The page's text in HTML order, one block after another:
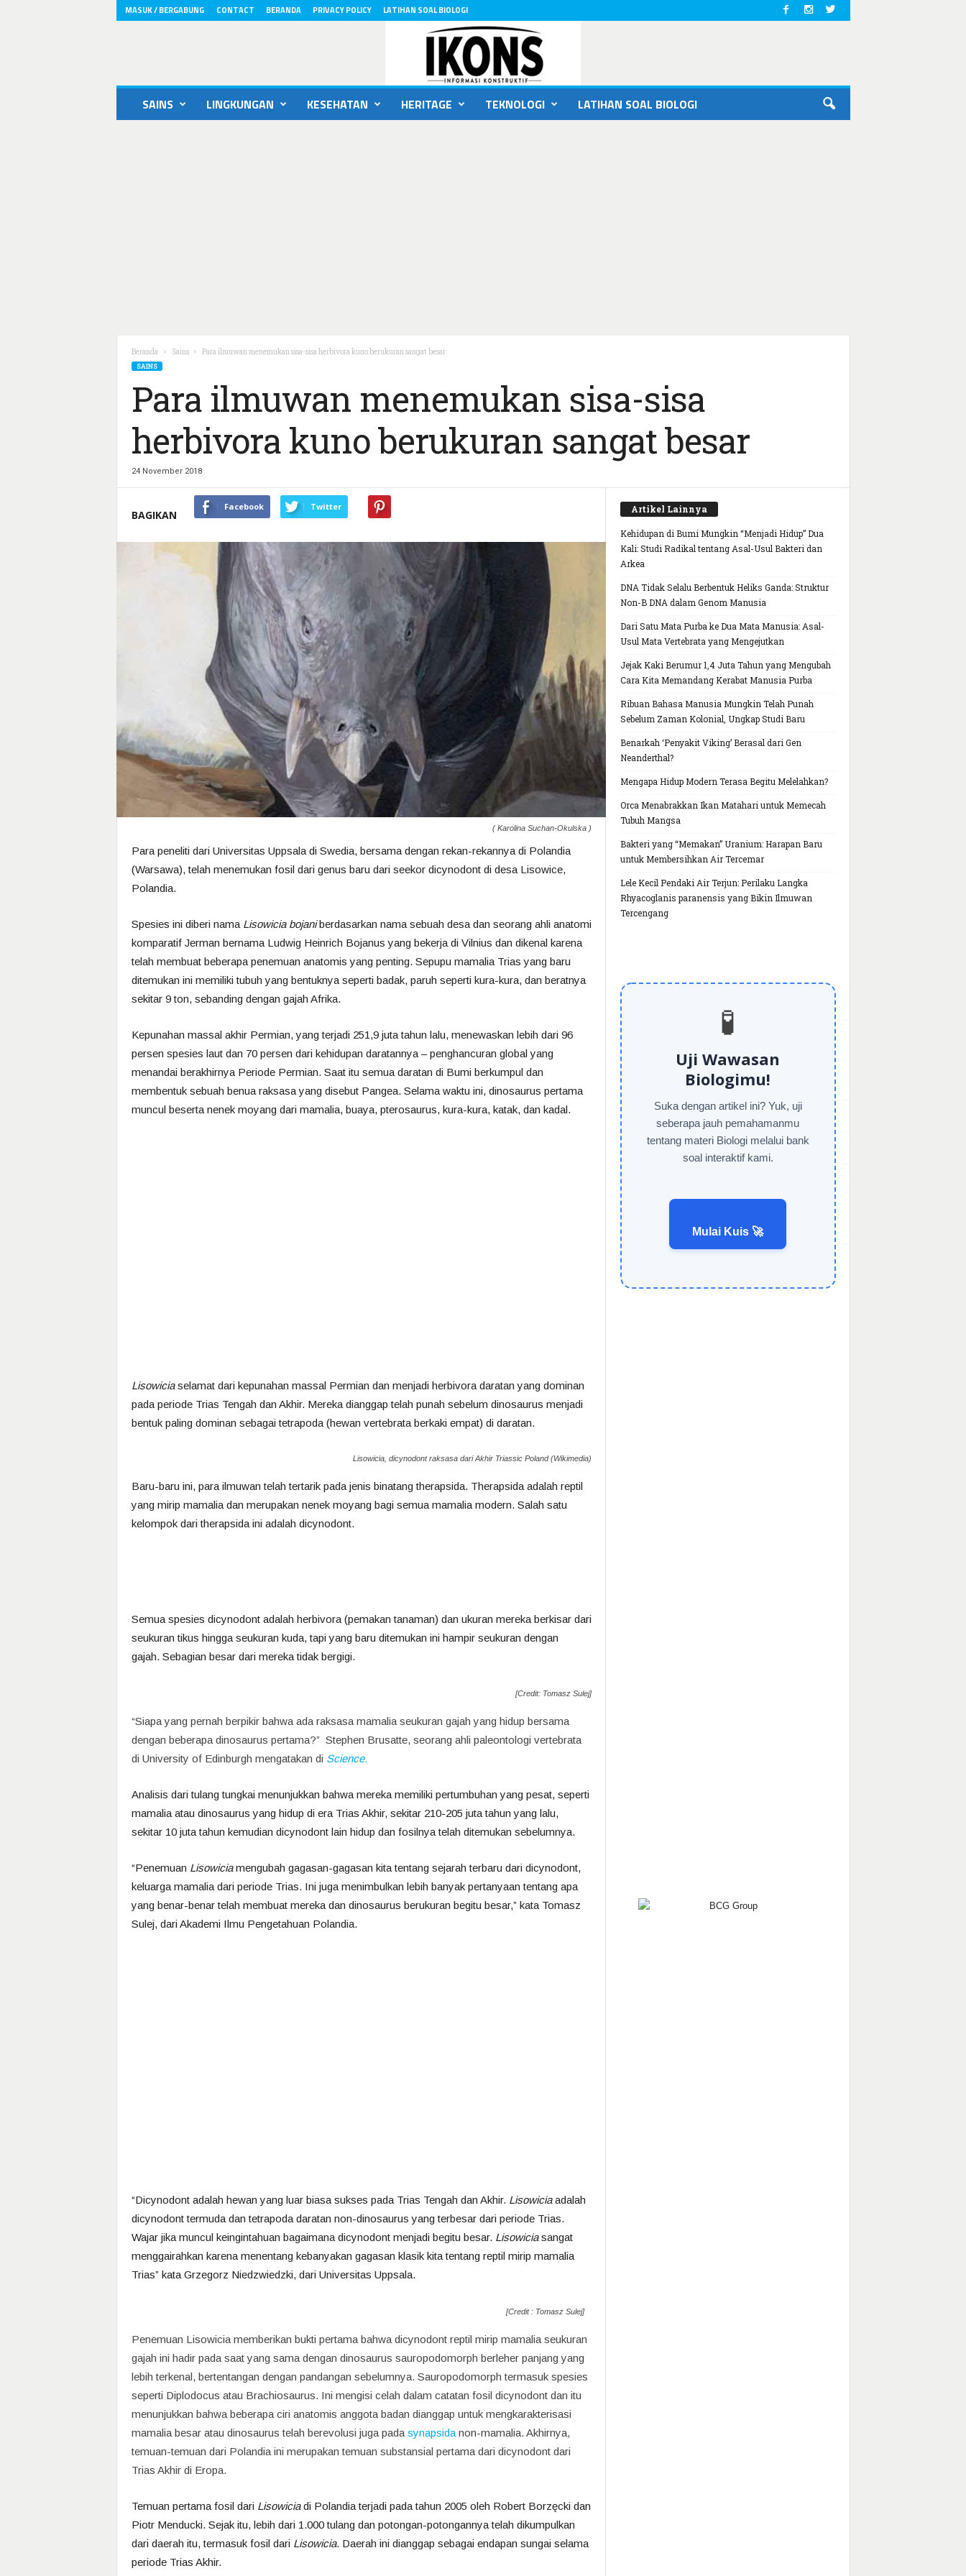
MASUK / BERGABUNG CONTACT BERANDA PRIVACY POLICY LATIHAN SOAL BIOLOGI
SAINS LINGKUNGAN KESEHATAN HERITAGE TEKNOLOGI LATIHAN SOAL BIOLOGI
Beranda Sains Para ilmuwan menemukan sisa-sisa herbivora kuno berukuran sangat besar
SAINS
Para ilmuwan menemukan sisa-sisa
herbivora kuno berukuran sangat besar
24 November 2018
BAGIKAN
Facebook Twitter
( Karolina Suchan-Okulska )
Para peneliti dari Universitas Uppsala di Swedia, bersama dengan rekan-rekannya di Polandia
(Warsawa), telah menemukan fosil dari genus baru dari seekor dicynodont di desa Lisowice,
Polandia.
Spesies ini diberi nama Lisowicia bojaniberdasarkan nama sebuah desa dan seorang ahli anatomi
komparatif Jerman bernama Ludwig Heinrich Bojanus yang bekerja di Vilnius dan dikenal karena
telah membuat beberapa penemuan anatomis yang penting. Sepupu mamalia Trias yang baru
ditemukan ini memiliki tubuh yang bentuknya seperti badak, paruh seperti kura-kura, dan beratnya
sekitar 9 ton, sebanding dengan gajah Afrika.
Kepunahan massal akhir Permian, yang terjadi 251,9 juta tahun lalu, menewaskan lebih dari 96
persen spesies laut dan 70 persen dari kehidupan daratannya – penghancuran global yang
menandai berakhirnya Periode Permian. Saat itu semua daratan di Bumi berkumpul dan
membentuk sebuah benua raksasa yang disebut Pangea. Selama waktu ini, dinosaurus pertama
muncul beserta nenek moyang dari mamalia, buaya, pterosaurus, kura-kura, katak, dan kadal.
Lisowiciaselamat dari kepunahan massal Permian dan menjadi herbivora daratan yang dominan
pada periode Trias Tengah dan Akhir. Mereka dianggap telah punah sebelum dinosaurus menjadi
bentuk paling dominan sebagai tetrapoda (hewan vertebrata berkaki empat) di daratan.
Lisowicia, dicynodont raksasa dari Akhir Triassic Poland (Wikimedia)
Baru-baru ini, para ilmuwan telah tertarik pada jenis binatang therapsida. Therapsida adalah reptil
yang mirip mamalia dan merupakan nenek moyang bagi semua mamalia modern. Salah satu
kelompok dari therapsida ini adalah dicynodont.
Semua spesies dicynodont adalah herbivora (pemakan tanaman) dan ukuran mereka berkisar dari
seukuran tikus hingga seukuran kuda, tapi yang baru ditemukan ini hampir seukuran dengan
gajah. Sebagian besar dari mereka tidak bergigi.
[Credit: Tomasz Sulej]
“Siapa yang pernah berpikir bahwa ada raksasa mamalia seukuran gajah yang hidup bersama
dengan beberapa dinosaurus pertama?” Stephen Brusatte, seorang ahli paleontologi vertebrata
di University of Edinburgh mengatakan di Science.
Analisis dari tulang tungkai menunjukkan bahwa mereka memiliki pertumbuhan yang pesat, seperti
mamalia atau dinosaurus yang hidup di era Trias Akhir, sekitar 210-205 juta tahun yang lalu,
sekitar 10 juta tahun kemudian dicynodont lain hidup dan fosilnya telah ditemukan sebelumnya.
“Penemuan Lisowiciamengubah gagasan-gagasan kita tentang sejarah terbaru dari dicynodont,
keluarga mamalia dari periode Trias. Ini juga menimbulkan lebih banyak pertanyaan tentang apa
yang benar-benar telah membuat mereka dan dinosaurus berukuran begitu besar,” kata Tomasz
Sulej, dari Akademi Ilmu Pengetahuan Polandia.
“Dicynodont adalah hewan yang luar biasa sukses pada Trias Tengah dan Akhir. Lisowiciaadalah
dicynodont termuda dan tetrapoda daratan non-dinosaurus yang terbesar dari periode Trias.
Wajar jika muncul keingintahuan bagaimana dicynodont menjadi begitu besar. Lisowiciasangat
menggairahkan karena menentang kebanyakan gagasan klasik kita tentang reptil mirip mamalia
Trias” kata Grzegorz Niedzwiedzki, dari Universitas Uppsala.
[Credit : Tomasz Sulej]
Penemuan Lisowicia memberikan bukti pertama bahwa dicynodont reptil mirip mamalia seukuran
gajah ini hadir pada saat yang sama dengan dinosaurus sauropodomorph berleher panjang yang
lebih terkenal, bertentangan dengan pandangan sebelumnya. Sauropodomorph termasuk spesies
seperti Diplodocus atau Brachiosaurus. Ini mengisi celah dalam catatan fosil dicynodont dan itu
menunjukkan bahwa beberapa ciri anatomis anggota badan dianggap untuk mengkarakterisasi
mamalia besar atau dinosaurus telah berevolusi juga pada synapsidanon-mamalia. Akhirnya,
temuan-temuan dari Polandia ini merupakan temuan substansial pertama dari dicynodont dari
Trias Akhir di Eropa.
Temuan pertama fosil dari Lisowiciadi Polandia terjadi pada tahun 2005 oleh Robert Borzęcki dan
Piotr Menducki. Sejak itu, lebih dari 1.000 tulang dan potongan-potongannya telah dikumpulkan
dari daerah itu, termasuk fosil dariLisowicia. Daerah ini dianggap sebagai endapan sungai selama
periode Trias Akhir.
Artikel Lainnya
Kehidupan di Bumi Mungkin “Menjadi Hidup” Dua
Kali: Studi Radikal tentang Asal-Usul Bakteri dan
Arkea
DNA Tidak Selalu Berbentuk Heliks Ganda: Struktur
Non-B DNA dalam Genom Manusia
Dari Satu Mata Purba ke Dua Mata Manusia: Asal-
Usul Mata Vertebrata yang Mengejutkan
Jejak Kaki Berumur 1,4 Juta Tahun yang Mengubah
Cara Kita Memandang Kerabat Manusia Purba
Ribuan Bahasa Manusia Mungkin Telah Punah
Sebelum Zaman Kolonial, Ungkap Studi Baru
Benarkah ‘Penyakit Viking’ Berasal dari Gen
Neanderthal?
Mengapa Hidup Modern Terasa Begitu Melelahkan?
Orca Menabrakkan Ikan Matahari untuk Memecah
Tubuh Mangsa
Bakteri yang “Memakan” Uranium: Harapan Baru
untuk Membersihkan Air Tercemar
Lele Kecil Pendaki Air Terjun: Perilaku Langka
Rhyacoglanis paranensis yang Bikin Ilmuwan
Tercengang
🧪
Uji Wawasan
Biologimu!
Suka dengan artikel ini? Yuk, uji
seberapa jauh pemahamanmu
tentang materi Biologi melalui bank
soal interaktif kami.
Mulai Kuis 🚀